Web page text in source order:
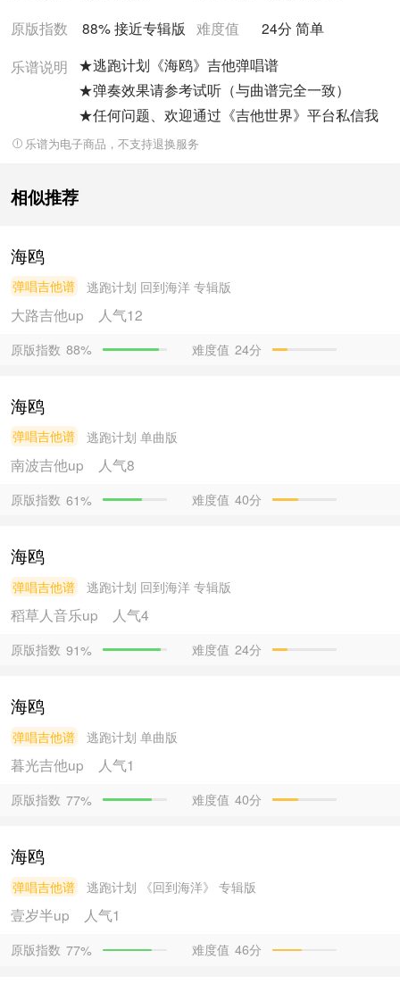
原版指数
88% 接近专辑版 难度值 24分 简单
乐谱说明
★逃跑计划《海鸥》吉他弹唱谱
★弹奏效果请参考试听（与曲谱完全一致）
★任何问题、欢迎通过《吉他世界》平台私信我
乐谱为电子商品，不支持退换服务
相似推荐
海鸥
弹唱吉他谱 逃跑计划 回到海洋 专辑版
大路吉他up 人气12
原版指数 88% 难度值 24分
海鸥
弹唱吉他谱 逃跑计划 单曲版
南波吉他up 人气8
原版指数 61% 难度值 40分
海鸥
弹唱吉他谱 逃跑计划 回到海洋 专辑版
稻草人音乐up 人气4
原版指数 91% 难度值 24分
海鸥
弹唱吉他谱 逃跑计划 单曲版
暮光吉他up 人气1
原版指数 77% 难度值 40分
海鸥
弹唱吉他谱 逃跑计划 《回到海洋》 专辑版
壹岁半up 人气1
原版指数 77% 难度值 46分